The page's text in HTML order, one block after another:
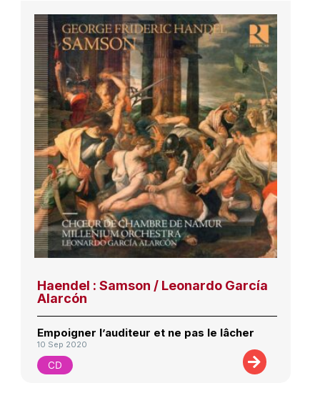
Haendel : Samson / Leonardo García
Alarcón
Empoigner l’auditeur et ne pas le lâcher
10 Sep 2020
CD